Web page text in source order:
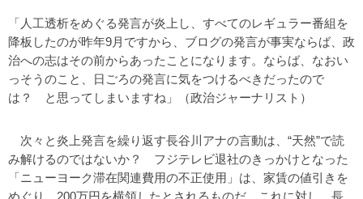
「人工透析をめぐる発言が炎上し、すべてのレギュラー番組を
降板したのが昨年9月ですから、ブログの発言が事実ならば、政
治への志はその前からあったことになります。ならば、なおい
っそうのこと、日ごろの発言に気をつけるべきだったので
は？ と思ってしまいますね」（政治ジャーナリスト）
次々と炎上発言を繰り返す長谷川アナの言動は、“天然”で読
み解けるのではないか？ フジテレビ退社のきっかけとなった
「ニューヨーク滞在関連費用の不正使用」は、家賃の値引きを
めぐり、200万円を横領したとされるものだ。これに対し、長